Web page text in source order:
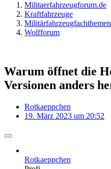
Militaerfahrzeugforum.de
Kraftfahrzeuge
Militärfahrzeugfachthemen
Wolfforum
Warum öffnet die
Versionen anders
Rotkaeppchen
19. März 2023 um 20:52
Rotkaeppchen